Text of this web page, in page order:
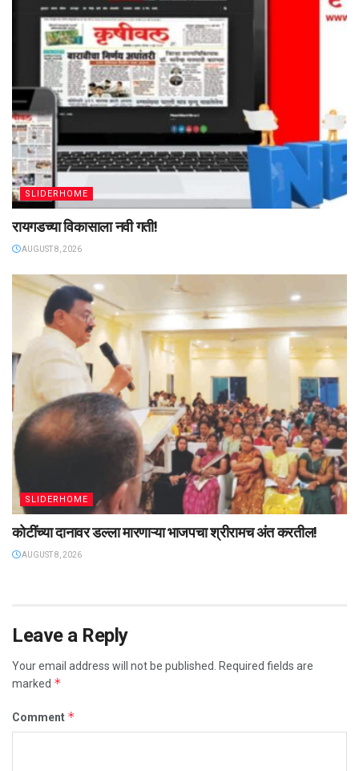
SLIDERHOME
रायगडच्या विकासाला नवी गती!
AUGUST 8, 2026
SLIDERHOME
कोटींच्या दानावर डल्ला मारणाऱ्या भाजपचा श्रीरामच अंत करतील!
AUGUST 8, 2026
Leave a Reply
Your email address will not be published.
Required fields are
marked *
Comment *